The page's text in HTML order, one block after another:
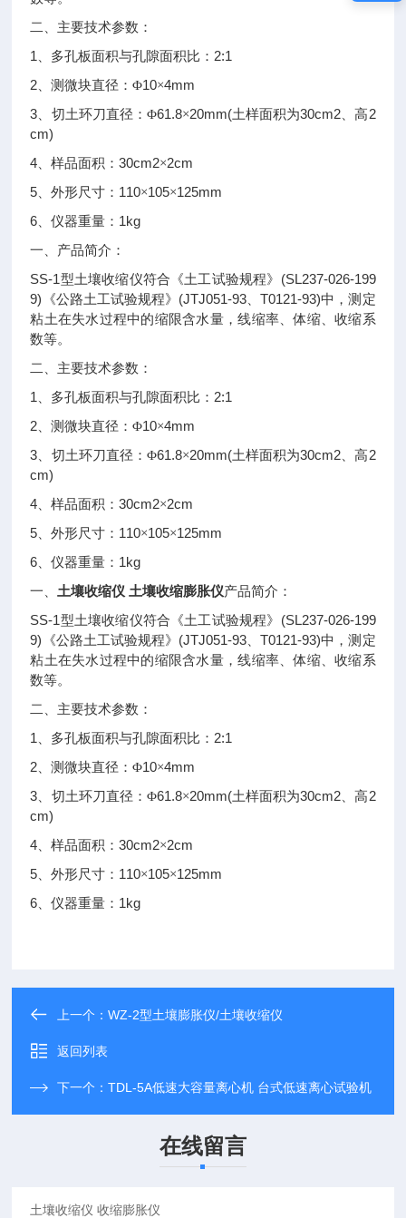
二、主要技术参数：
1 、多孔板面积与孔隙面积比： 2:1
2 、测微块直径：Φ10×4mm
3 、切土环刀直径：Φ61.8×20mm(土样面积为30cm2 、高2
cm)
4 、样品面积：30cm2×2cm
5 、外形尺寸： 110×105×125mm
6 、仪器重量： 1kg
一、 产品简介：
SS-1型土壤收缩仪符合《土工试验规程》 (SL237-026-199
9) 《公路土工试验规程》 (JTJ051-93 、T0121-93)中，测定
粘土在失水过程中的缩限含水量，线缩率、体缩、收缩系
数等。
二、主要技术参数：
1 、多孔板面积与孔隙面积比： 2:1
2 、测微块直径：Φ10×4mm
3 、切土环刀直径：Φ61.8×20mm(土样面积为30cm2 、高2
cm)
4 、样品面积：30cm2×2cm
5 、外形尺寸： 110×105×125mm
6 、仪器重量： 1kg
一、 土壤收缩仪 土壤收缩膨胀仪产品简介：
SS-1型土壤收缩仪符合《土工试验规程》 (SL237-026-199
9) 《公路土工试验规程》 (JTJ051-93 、T0121-93)中，测定
粘土在失水过程中的缩限含水量，线缩率、体缩、收缩系
数等。
二、主要技术参数：
1 、多孔板面积与孔隙面积比： 2:1
2 、测微块直径：Φ10×4mm
3 、切土环刀直径：Φ61.8×20mm(土样面积为30cm2 、高2
cm)
4 、样品面积：30cm2×2cm
5 、外形尺寸： 110×105×125mm
6 、仪器重量： 1kg
上一个：WZ-2型土壤膨胀仪/土壤收缩仪
返回列表
下一个：TDL-5A低速大容量离心机 台式低速离心试验机
在线留言